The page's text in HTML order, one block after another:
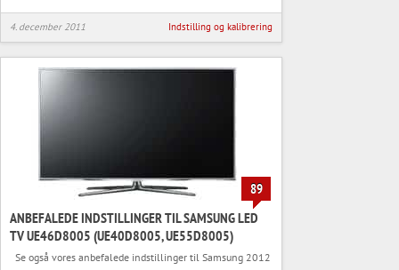
4. december 2011 Indstilling og kalibrering
89
ANBEFALEDE INDSTILLINGER TIL SAMSUNG LED
TV UE46D8005 (UE40D8005, UE55D8005)
Se også vores anbefalede indstillinger til Samsung 2012